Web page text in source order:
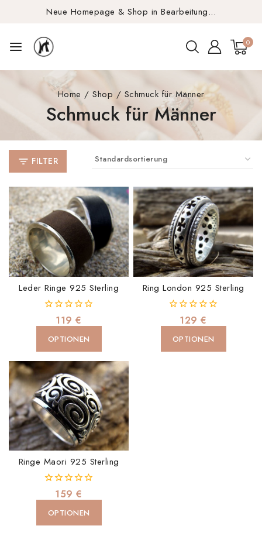
Neue Homepage & Shop in Bearbeitung...
0
Home / Shop / Schmuck für Männer
Schmuck für Männer
FILTER
Leder Ringe 925 Sterling
von
5
119€
OPTIONEN
Ring London 925 Sterling
von
5
129€
OPTIONEN
Ringe Maori 925 Sterling
von
5
159€
OPTIONEN